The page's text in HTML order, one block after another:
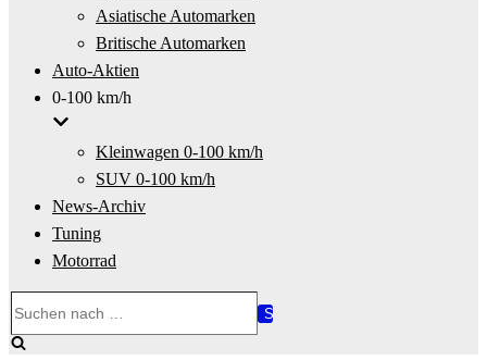
Asiatische Automarken
Britische Automarken
Auto-Aktien
0-100 km/h
Kleinwagen 0-100 km/h
SUV 0-100 km/h
News-Archiv
Tuning
Motorrad
nach …